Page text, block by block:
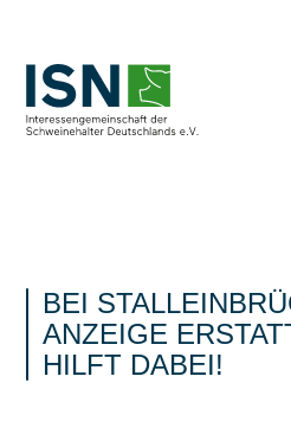
BEI
ANZEIGE
HILFT DABEI!